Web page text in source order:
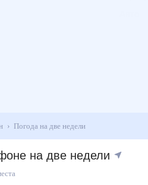
Погода на две недели
на две недели